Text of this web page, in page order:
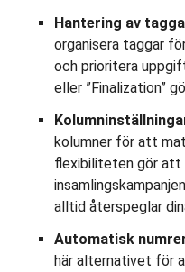
Hantering av
organisera taggar
och prioritera
eller ”Finalization”
kolumner för att
flexibiliteten gör att
alltid återspeglar
Automatisk
här alternativet för